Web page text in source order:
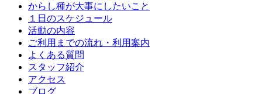
からし種が大事にしたいこと
１日のスケジュール
活動の内容
ご利用までの流れ・利用案内
よくある質問
スタッフ紹介
アクセス
ブログ